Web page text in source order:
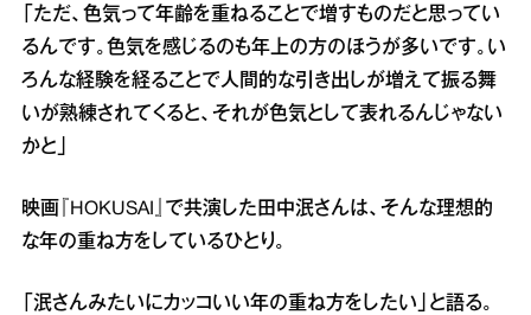
「ただ、色気って年齢を重ねることで増すものだと思ってい
るんです。色気を感じるのも年上の方のほうが多いです。い
ろんな経験を経ることで人間的な引き出しが増えて振る舞
いが熟練されてくると、それが色気として表れるんじゃない
かと」
映画『HOKUSAI』で共演した田中泯さんは、そんな理想的
な年の重ね方をしているひとり。
「泯さんみたいにカッコいい年の重ね方をしたい」と語る。